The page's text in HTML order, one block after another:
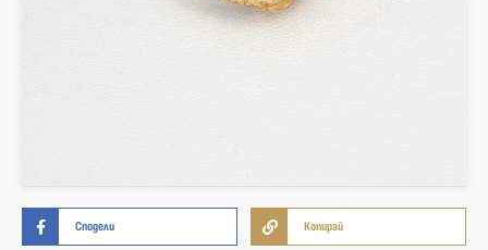
Сподели Копирай